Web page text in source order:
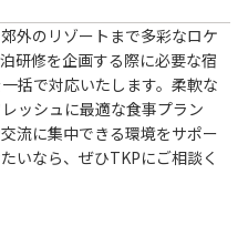
外のリゾートまで多彩なロケ
研修を企画する際に必要な宿
括で対応いたします。柔軟な
ッシュに最適な食事プラン
流に集中できる環境をサポー
いなら、ぜひTKPにご相談く